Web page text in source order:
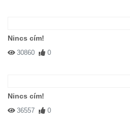
Nincs cím!
30860 0
Nincs cím!
36557 0